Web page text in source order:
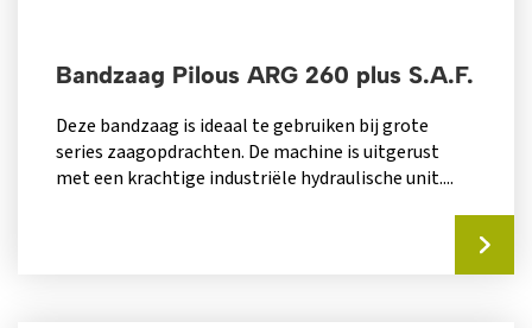
Bandzaag Pilous ARG 260 plus S.A.F.
Deze bandzaag is ideaal te gebruiken bij grote
series zaagopdrachten. De machine is uitgerust
met een krachtige industriële hydraulische unit....